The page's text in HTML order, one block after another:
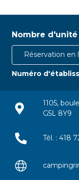
Nombre d'unité
Réservation en
Numéro
1105,
G5L 8Y9
Tél. : 418